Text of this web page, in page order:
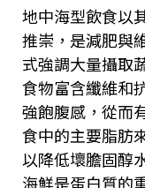
地中海型飲食以
推崇，是減肥與
式強調大量攝取
食物富含纖維和
強飽腹感，從而
食中的主要脂肪
以降低壞膽固醇
海鮮是蛋白質的